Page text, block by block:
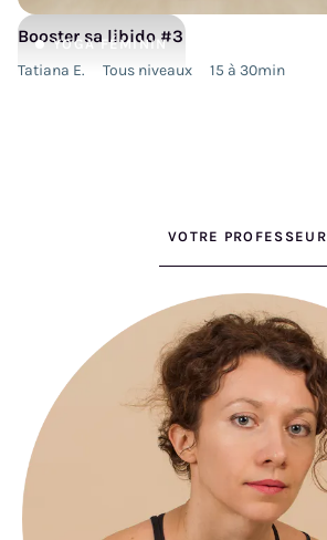
YOGA FÉMININ
Booster sa libido #3
Tatiana E. Tous niveaux 15 à 30min
VOTRE PROFESSEUR